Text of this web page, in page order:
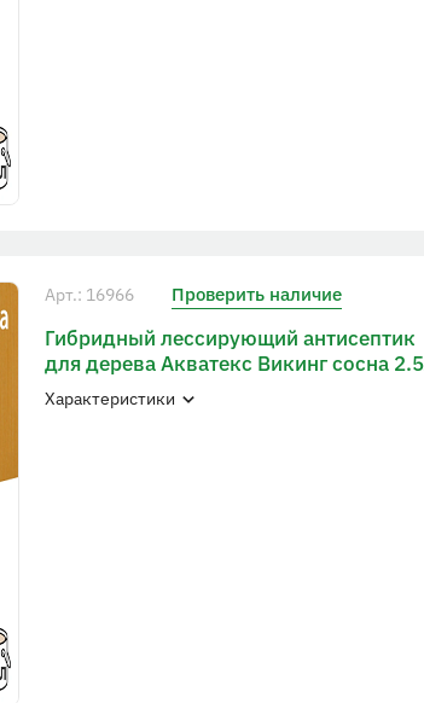
Арт.: 16966 Проверить наличие
Гибридный лессирующий антисептик
для дерева Акватекс Викинг сосна
Характеристики